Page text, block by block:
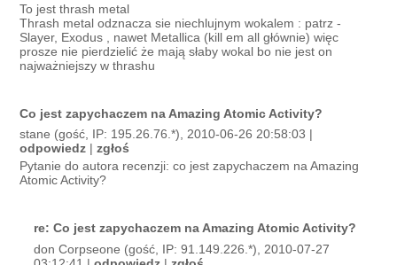
To jest thrash metal
Thrash metal odznacza sie niechlujnym wokalem : patrz -
Slayer, Exodus , nawet Metallica (kill em all głównie) więc
prosze nie pierdzielić że mają słaby wokal bo nie jest on
najważniejszy w thrashu
Co jest zapychaczem na Amazing Atomic Activity?
stane (gość, IP: 195.26.76.*), 2010-06-26 20:58:03 |
odpowiedz |zgłoś
Pytanie do autora recenzji: co jest zapychaczem na Amazing
Atomic Activity?
re: Co jest zapychaczem na Amazing Atomic Activity?
don Corpseone (gość, IP: 91.149.226.*), 2010-07-27